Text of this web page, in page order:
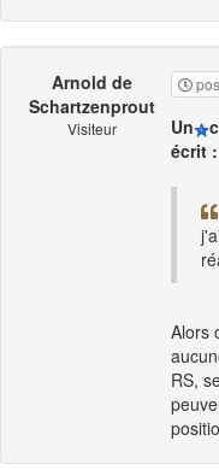
Arnold de
Schartzenprout
Visiteur Un
écrit :
Alors
RS,